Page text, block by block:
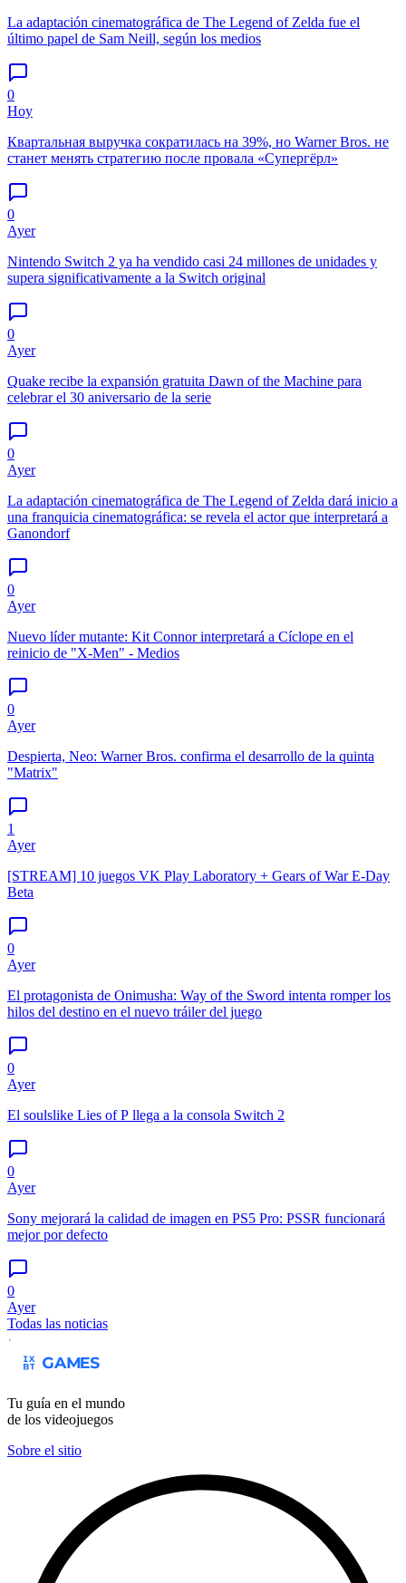
La adaptación cinematográfica de The Legend of Zelda fue el
último papel de Sam Neill, según los medios
0
Hoy
Квартальная выручка сократилась на 39%, но Warner Bros. не
станет менять стратегию после провала «Супергёрл»
0
Ayer
Nintendo Switch 2 ya ha vendido casi 24 millones de unidades y
supera significativamente a la Switch original
0
Ayer
Quake recibe la expansión gratuita Dawn of the Machine para
celebrar el 30 aniversario de la serie
0
Ayer
La adaptación cinematográfica de The Legend of Zelda dará inicio a
una franquicia cinematográfica: se revela el actor que interpretará a
Ganondorf
0
Ayer
Nuevo líder mutante: Kit Connor interpretará a Cíclope en el
reinicio de "X-Men" - Medios
0
Ayer
Despierta, Neo: Warner Bros. confirma el desarrollo de la quinta
"Matrix"
1
Ayer
[STREAM] 10 juegos VK Play Laboratory + Gears of War E-Day
Beta
0
Ayer
El protagonista de Onimusha: Way of the Sword intenta romper los
hilos del destino en el nuevo tráiler del juego
0
Ayer
El soulslike Lies of P llega a la consola Switch 2
0
Ayer
Sony mejorará la calidad de imagen en PS5 Pro: PSSR funcionará
mejor por defecto
0
Ayer
Todas las noticias
Tu guía en el mundo
de los videojuegos
Sobre el sitio